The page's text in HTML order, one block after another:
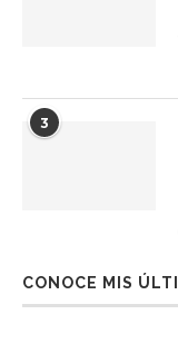
3
CONOCE MIS